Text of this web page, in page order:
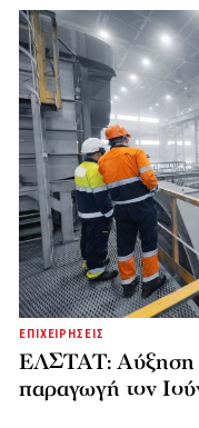
ΕΠΙΧΕΙΡΗΣΕΙΣ
ΕΛΣΤΑΤ: Αύξηση
παραγωγή τον